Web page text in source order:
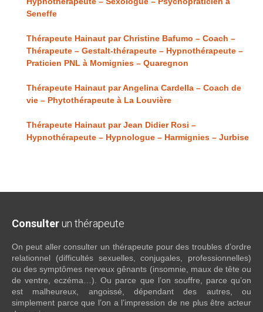
Seneffe
Thérapeute Hainaut par Christine Bafumo – Coach –
Thérapeute – Gestalt-thérapeute – Hypnothérapeute –
Praticien PNL à Momignies – Quaregnon
Thérapeute Hainaut par Angelina Cardella – Coach de
vie – Phytothérapeute à La Louvière
Thérapeute Hainaut par Jean Didier Rosi –
Hypnothérapeute – Hypnologue – Harmignies – Jurbise
Consulter un thérapeute
On peut aller consulter un thérapeute pour des troubles d’ordre
relationnel (difficultés sexuelles, conjugales, professionnelles)
ou des symptômes nerveux gênants (insomnie, maux de tête ou
de ventre, eczéma…). Ou parce que l’on souffre, parce qu’on
est malheureux, angoissé, dépendant des autres, ou
simplement parce que l’on a l’impression de ne plus être acteur